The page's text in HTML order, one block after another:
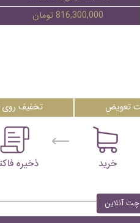
816,300,000 تومان
تخفیف
چت آنلاین